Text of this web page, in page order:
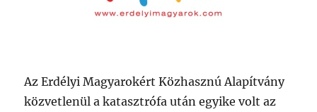
Az Erdélyi Magyarokért Közhasznú Alapítvány
közvetlenül a katasztrófa után egyike volt az